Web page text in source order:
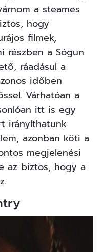
a steames
hogy
filmek,
részben a Sógun
ráadásul a
időben
Várhatóan a
itt is egy
irányíthatunk
azonban köti a
megjelenési
az biztos, hogy a